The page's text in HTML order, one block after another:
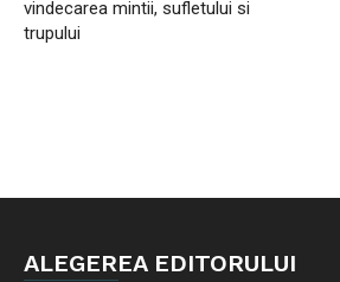
vindecarea mintii, sufletului si
trupului
ALEGEREA EDITORULUI